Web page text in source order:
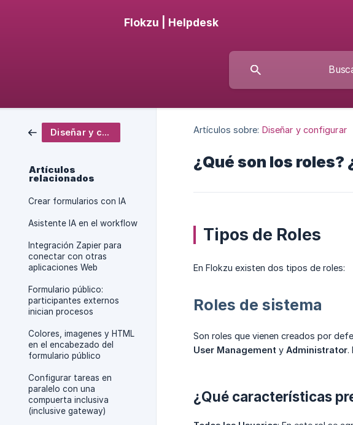
Flokzu | Helpdesk
Diseñar y configurar
Artículos
relacionados
Crear formularios con IA
Asistente IA en el workflow
Integración Zapier para
conectar con otras
aplicaciones Web
Formulario público:
participantes externos
inician procesos
Colores, imagenes y HTML
en el encabezado del
formulario público
Configurar tareas en
paralelo con una
compuerta inclusiva
(inclusive gateway)
Artículos sobre: Diseñar y configurar
¿Qué son los roles?
Tipos de Roles
En Flokzu existen dos tipos de roles:
Roles de sistema
Son roles que vienen creados por
User Management y Administrator.
¿Qué características